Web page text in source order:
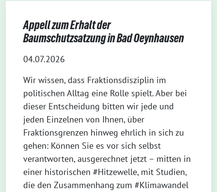
Appell zum Erhalt der
Baumschutzsatzung in Bad Oeynhausen
04.07.2026
Wir wissen, dass Fraktionsdisziplin im
politischen Alltag eine Rolle spielt. Aber bei
dieser Entscheidung bitten wir jede und
jeden Einzelnen von Ihnen, über
Fraktionsgrenzen hinweg ehrlich in sich zu
gehen: Können Sie es vor sich selbst
verantworten, ausgerechnet jetzt – mitten in
einer historischen #Hitzewelle, mit Studien,
die den Zusammenhang zum #Klimawandel